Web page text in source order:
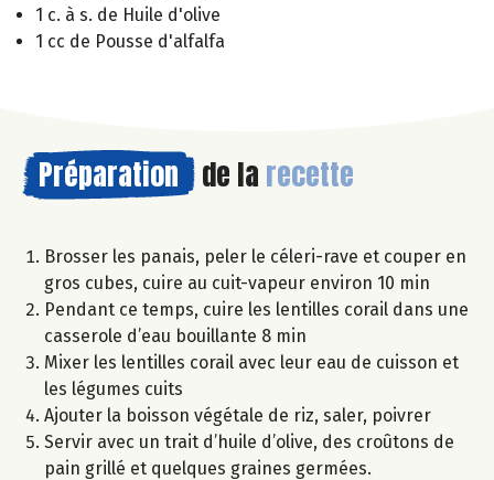
1 c. à s. de Huile d'olive
1 cc de Pousse d'alfalfa
Préparation de la recette
Brosser les panais, peler le céleri-rave et couper en
gros cubes, cuire au cuit-vapeur environ 10 min
Pendant ce temps, cuire les lentilles corail dans une
casserole d’eau bouillante 8 min
Mixer les lentilles corail avec leur eau de cuisson et
les légumes cuits
Ajouter la boisson végétale de riz, saler, poivrer
Servir avec un trait d’huile d’olive, des croûtons de
pain grillé et quelques graines germées.